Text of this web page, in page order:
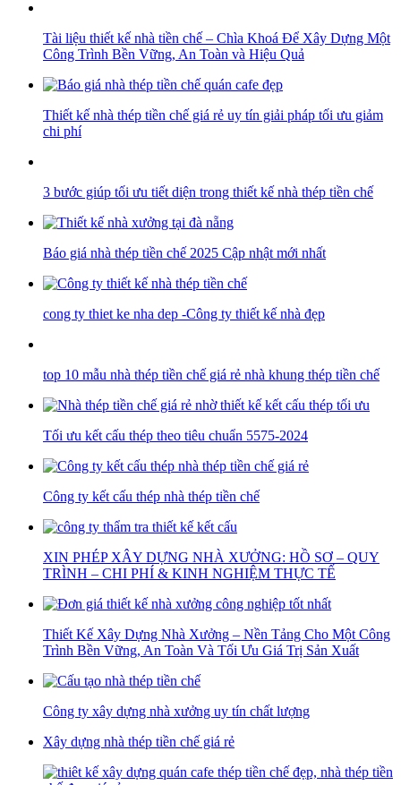
Tài liệu thiết kế nhà tiền chế – Chìa Khoá Để Xây Dựng Một
Công Trình Bền Vững, An Toàn và Hiệu Quả
Thiết kế nhà thép tiền chế giá rẻ uy tín giải pháp tối ưu giảm
chi phí
3 bước giúp tối ưu tiết diện trong thiết kế nhà thép tiền chế
Báo giá nhà thép tiền chế 2025 Cập nhật mới nhất
cong ty thiet ke nha dep -Công ty thiết kế nhà đẹp
top 10 mẫu nhà thép tiền chế giá rẻ nhà khung thép tiền chế
Tối ưu kết cấu thép theo tiêu chuẩn 5575-2024
Công ty kết cấu thép nhà thép tiền chế
XIN PHÉP XÂY DỰNG NHÀ XƯỞNG: HỒ SƠ – QUY
TRÌNH – CHI PHÍ & KINH NGHIỆM THỰC TẾ
Thiết Kế Xây Dựng Nhà Xưởng – Nền Tảng Cho Một Công
Trình Bền Vững, An Toàn Và Tối Ưu Giá Trị Sản Xuất
Công ty xây dựng nhà xưởng uy tín chất lượng
Xây dựng nhà thép tiền chế giá rẻ